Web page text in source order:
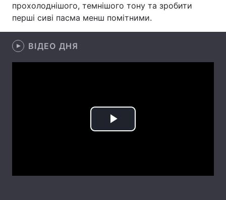
Архів Вакансії
Контакти
Послуги
прохолоднішого, темнішого тону та зробити
перші сиві пасма менш помітними.
ВІДЕО ДНЯ
Play